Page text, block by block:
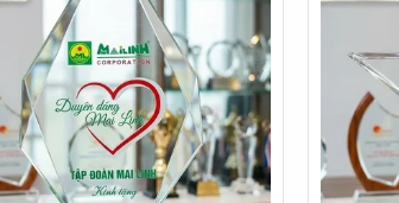
đến tay bạn!
làm hàng gấp 1 ngày có hàng.
0901460008